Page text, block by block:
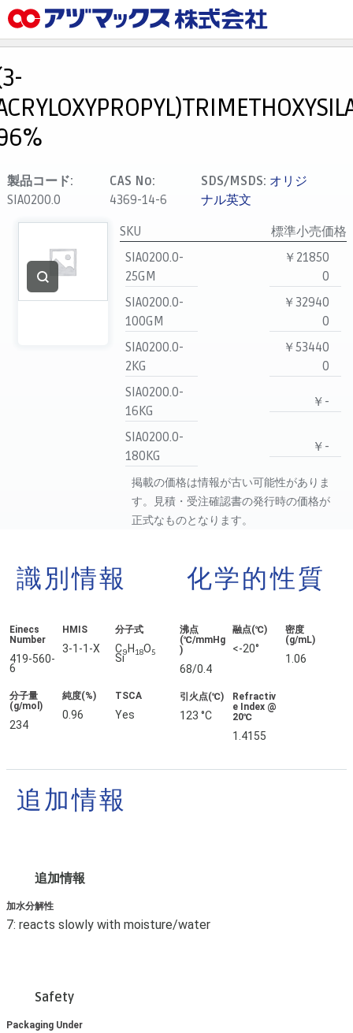
カート
マイアカウント
主要取扱ブランド
代理店一覧
製品検索
見積発行
製品コード:
SIA0200.0
CAS No:
4369-14-6
SDS/MSDS: オリジ
ナル英文
SKU
標準小売価格
SIA0200.0-
25GM
￥21850
0
SIA0200.0-
100GM
￥32940
0
SIA0200.0-
2KG
￥53440
0
SIA0200.0-
16KG
￥-
SIA0200.0-
180KG
￥-
掲載の価格は情報が古い可能性がありま
す。見積・受注確認書の発行時の価格が
正式なものとなります。
識別情報
Einecs
Number
419-560-
6
HMIS
3-1-1-X
分子式
C9 H 18O5
Si
分子量
(g/mol)
234
純度(%)
0.96
TSCA
Yes
化学的性質
沸点
(℃/mmHg
)
68/0.4
融点(℃)
<-20°
密度
(g/mL)
1.06
引火点(℃)
123 °C
Refractiv
e Index @
20℃
1.4155
追加情報
追加情報
加水分解性
7: reacts slowly with moisture/water
Safety
Packaging Under